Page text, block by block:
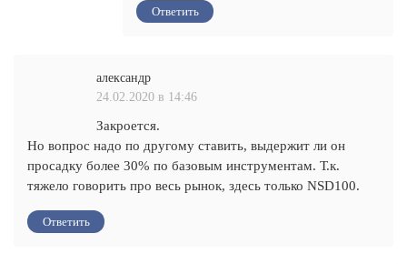
Ответить
александр
24.02.2020 в 14:46
Закроется.
Но вопрос надо по другому ставить, выдержит ли он
просадку более 30% по базовым инструментам. Т.к.
тяжело говорить про весь рынок, здесь только NSD100.
Ответить